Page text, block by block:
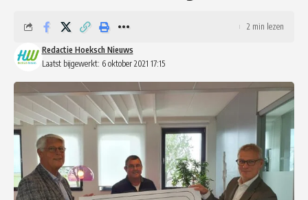
Laatst bijgewerkt: 6 oktober 2021 17:15
Redactie Hoeksch Nieuws
2 min lezen